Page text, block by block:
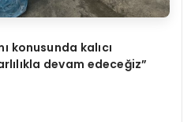
konusunda kalıcı
devam edeceğiz”